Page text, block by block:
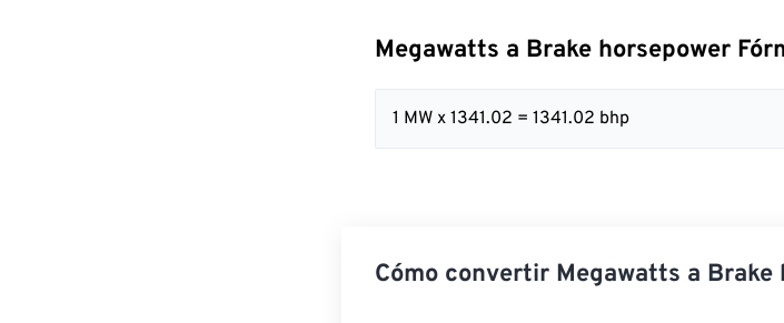
Megawatts a Brake horsepower
1 MW x 1341.02 = 1341.02 bhp
Cómo convertir Megawatts a Brake